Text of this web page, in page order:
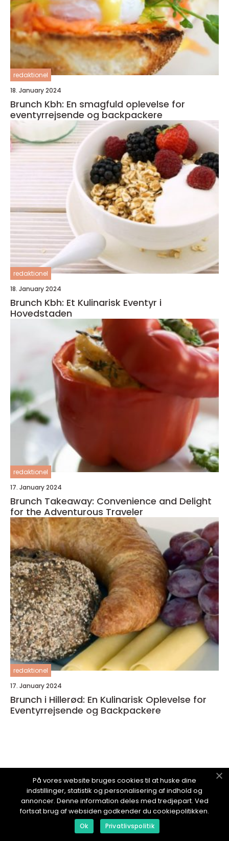
redaktionel
18. January 2024
Brunch Kbh: En smagfuld oplevelse for
eventyrrejsende og backpackere
redaktionel
18. January 2024
Brunch Kbh: Et Kulinarisk Eventyr i
Hovedstaden
redaktionel
17. January 2024
Brunch Takeaway: Convenience and Delight
for the Adventurous Traveler
redaktionel
17. January 2024
Brunch i Hillerød: En Kulinarisk Oplevelse for
Eventyrrejsende og Backpackere
På vores website bruges cookies til at huske dine
indstillinger, statistik og personalisering af indhold og
annoncer. Denne information deles med tredjepart. Ved
fortsat brug af websiden godkender du cookiepolitikken.
Ok Privatlivspolitik